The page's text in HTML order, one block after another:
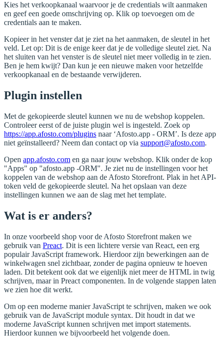
Kies het verkoopkanaal waarvoor je de credentials wilt aanmaken
en geef een goede omschrijving op. Klik op toevoegen om de
credentials aan te maken.
Kopieer in het venster dat je ziet na het aanmaken, de sleutel in het
veld. Let op: Dit is de enige keer dat je de volledige sleutel ziet. Na
het sluiten van het venster is de sleutel niet meer volledig in te zien.
Ben je hem kwijt? Dan kun je een nieuwe maken voor hetzelfde
verkoopkanaal en de bestaande verwijderen.
Plugin instellen
Met de gekopieerde sleutel kunnen we nu de webshop koppelen.
Controleer eerst of de juiste plugin wel is ingesteld. Zoek op
https://app.afosto.com/plugins naar ‘Afosto.app - ORM’. Is deze app
niet geïnstalleerd? Neem dan contact op via support@afosto.com.
Open app.afosto.com en ga naar jouw webshop. Klik onder de kop
"Apps" op "afosto.app -ORM". Je ziet nu de instellingen voor het
koppelen van de webshop aan de Afosto Storefront. Plak in het API-
token veld de gekopieerde sleutel. Na het opslaan van deze
instellingen kunnen we aan de slag met het template.
Wat is er anders?
In onze voorbeeld shop voor de Afosto Storefront maken we
gebruik van Preact. Dit is een lichtere versie van React, een erg
populair JavaScript framework. Hierdoor zijn bewerkingen aan de
winkelwagen snel zichtbaar, zonder de pagina opnieuw te hoeven
laden. Dit betekent ook dat we eigenlijk niet meer de HTML in twig
schrijven, maar in Preact componenten. In de volgende stappen laten
we zien hoe dit werkt.
Om op een moderne manier JavaScript te schrijven, maken we ook
gebruik van de JavaScript module syntax. Dit houdt in dat we
moderne JavaScript kunnen schrijven met import statements.
Hierdoor kunnen we bijvoorbeeld het volgende doen.